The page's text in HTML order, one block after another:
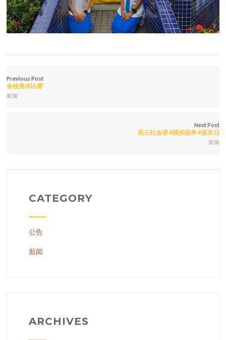
Previous Post
全校美术比赛
新闻
Next Post
高三社会课 #模拟选举 #提名日
新闻
CATEGORY
公告
新闻
ARCHIVES